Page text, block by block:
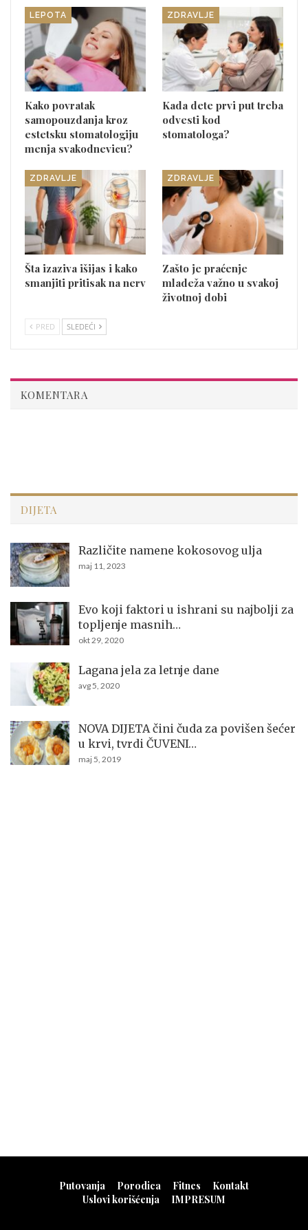
LEPOTA
Kako povratak
samopouzdanja kroz
estetsku stomatologiju
menja svakodnevicu?
ZDRAVLJE
Kada dete prvi put treba
odvesti kod
stomatologa?
ZDRAVLJE
Šta izaziva išijas i kako
smanjiti pritisak na nerv
ZDRAVLJE
Zašto je praćenje
mladeža važno u svakoj
životnoj dobi
PRED SLEDEĆI
KOMENTARA
DIJETA
Različite namene kokosovog ulja
maj 11, 2023
Evo koji faktori u ishrani su najbolji za
topljenje masnih…
okt 29, 2020
Lagana jela za letnje dane
avg 5, 2020
NOVA DIJETA čini čuda za povišen šećer
u krvi, tvrdi ČUVENI…
maj 5, 2019
Putovanja Porodica Fitnes
Kontakt
Uslovi korišćenja
IMPRESUM